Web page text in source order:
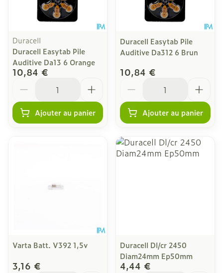
Duracell
Duracell Easytab Pile
Auditive Da13 6 Orange
10,84 €
Ajouter au panier
Duracell Easytab Pile
Auditive Da312 6 Brun
10,84 €
Ajouter au panier
Varta Batt. V392 1,5v
3,16 €
Duracell Dl/cr 2450
Diam24mm Ep50mm
4,44 €